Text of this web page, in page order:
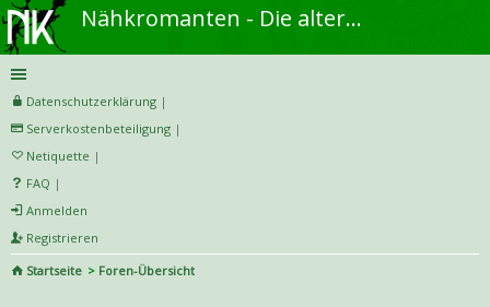
Nähkromanten - Die alternative Näh- und DIY-Community
Datenschutzerklärung |
Serverkostenbeteiligung |
Netiquette |
FAQ |
Anmelden
Registrieren
Startseite
Foren-Übersicht